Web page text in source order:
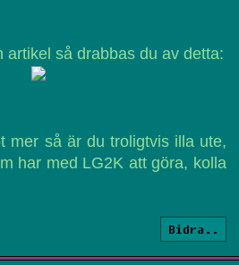
artikel så drabbas du av detta:
mer så är du troligtvis illa ute,
har med LG2K att göra, kolla
Bidra..